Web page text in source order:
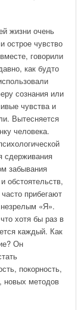
жизни очень
острое чувство
говорили
как будто
сознания или
чувства и
Вытесняется
человека.
сдерживания
забывания
обстоятельств,
прибегают
«Я».
хотя бы раз в
каждый. Как
Он
покорность,
новых методов